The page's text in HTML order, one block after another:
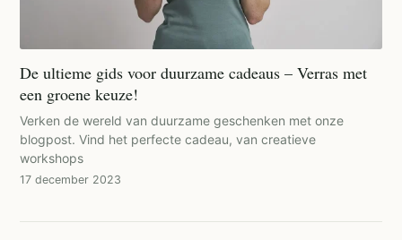
De ultieme gids voor duurzame cadeaus – Verras met
een groene keuze!
Verken de wereld van duurzame geschenken met onze
blogpost. Vind het perfecte cadeau, van creatieve
workshops
17 december 2023